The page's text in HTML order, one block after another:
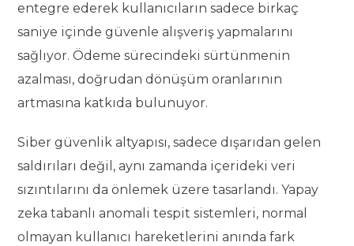
entegre ederek kullanıcıların sadece birkaç
saniye içinde güvenle alışveriş yapmalarını
sağlıyor. Ödeme sürecindeki sürtünmenin
azalması, doğrudan dönüşüm oranlarının
artmasına katkıda bulunuyor.
Siber güvenlik altyapısı, sadece dışarıdan gelen
saldırıları değil, aynı zamanda içerideki veri
sızıntılarını da önlemek üzere tasarlandı. Yapay
zeka tabanlı anomali tespit sistemleri, normal
olmayan kullanıcı hareketlerini anında fark